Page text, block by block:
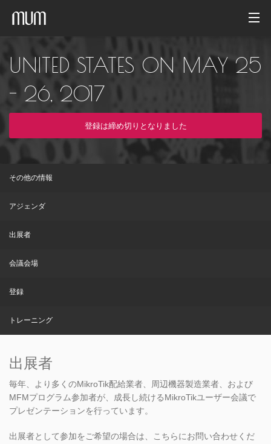
フォトギャラリー
イベントアーカイブ
UNITED STATES ON MAY 25
- 26, 2017
登録は締め切りとなりました
その他の情報
アジェンダ
出展者
会議会場
登録
トレーニング
出展者
毎年、より多くのMikroTik配給業者、周辺機器製造業者、および
MFMプログラム参加者が、成長し続けるMikroTikユーザー会議で
プレゼンテーションを行っています。
出展者として参加をご希望の場合は、こちらにお問い合わせくだ